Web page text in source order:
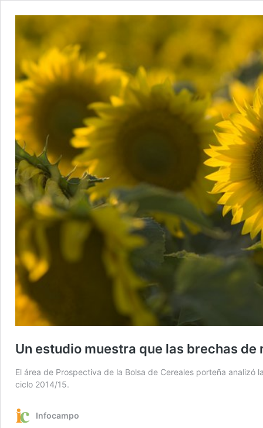
Un estudio muestra que las brechas
El área de Prospectiva de la Bolsa de Cereales porteña
ciclo 2014/15.
Infocampo